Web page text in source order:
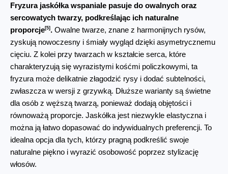
Fryzura jaskółka wspaniale pasuje do owalnych oraz
sercowatych twarzy, podkreślając ich naturalne
proporcje[5] . Owalne twarze, znane z harmonijnych rysów,
zyskują nowoczesny i śmiały wygląd dzięki asymetrycznemu
cięciu. Z kolei przy twarzach w kształcie serca, które
charakteryzują się wyrazistymi kośćmi policzkowymi, ta
fryzura może delikatnie złagodzić rysy i dodać subtelności,
zwłaszcza w wersji z grzywką. Dłuższe warianty są świetne
dla osób z węższą twarzą, ponieważ dodają objętości i
równoważą proporcje. Jaskółka jest niezwykle elastyczna i
można ją łatwo dopasować do indywidualnych preferencji. To
idealna opcja dla tych, którzy pragną podkreślić swoje
naturalne piękno i wyrazić osobowość poprzez stylizację
włosów.